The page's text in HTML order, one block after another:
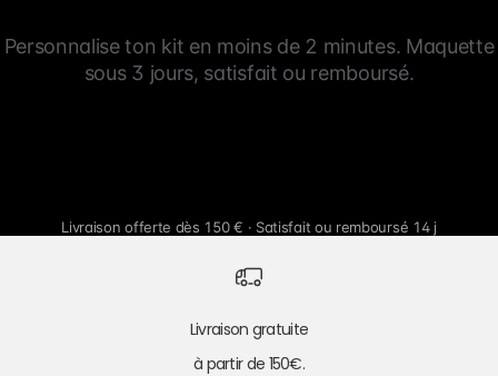
Personnalise ton kit en moins de 2 minutes. Maquette
sous 3 jours, satisfait ou remboursé.
Livraison offerte dès 150 € · Satisfait ou remboursé 14 j
Livraison gratuite
à partir de 150€.